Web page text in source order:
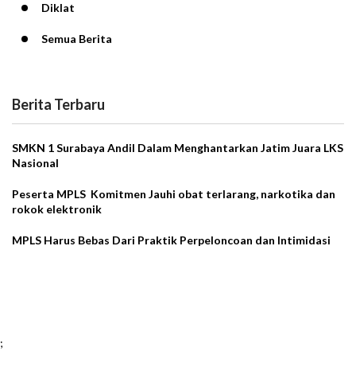
Diklat
Semua Berita
Berita Terbaru
SMKN 1 Surabaya Andil Dalam Menghantarkan Jatim Juara LKS
Nasional
Peserta MPLS Komitmen Jauhi obat terlarang, narkotika dan
rokok elektronik
MPLS Harus Bebas Dari Praktik Perpeloncoan dan Intimidasi
;